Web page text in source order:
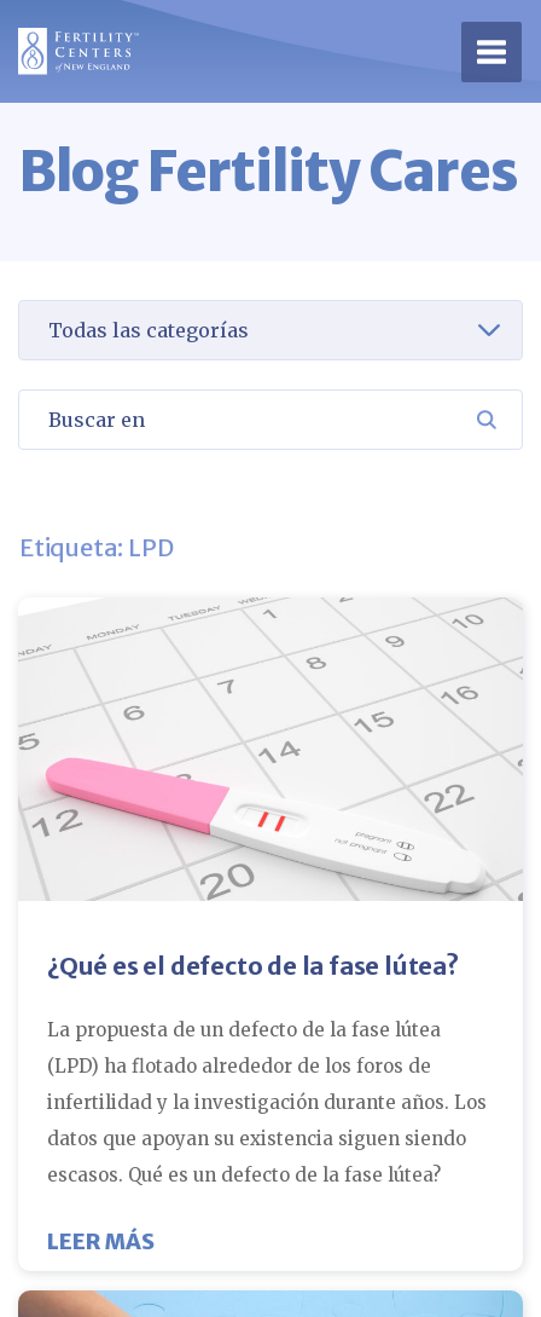
Abrir
Blog Fertility Cares
Etiqueta: LPD
¿Qué es el defecto de la fase lútea?
La propuesta de un defecto de la fase lútea
(LPD) ha flotado alrededor de los foros de
infertilidad y la investigación durante años. Los
datos que apoyan su existencia siguen siendo
escasos. Qué es un defecto de la fase lútea?
LEER MÁSABOUT ¿QUÉ ES EL DEFECTO DE LA